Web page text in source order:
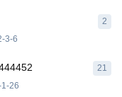
3-6
2
26
21